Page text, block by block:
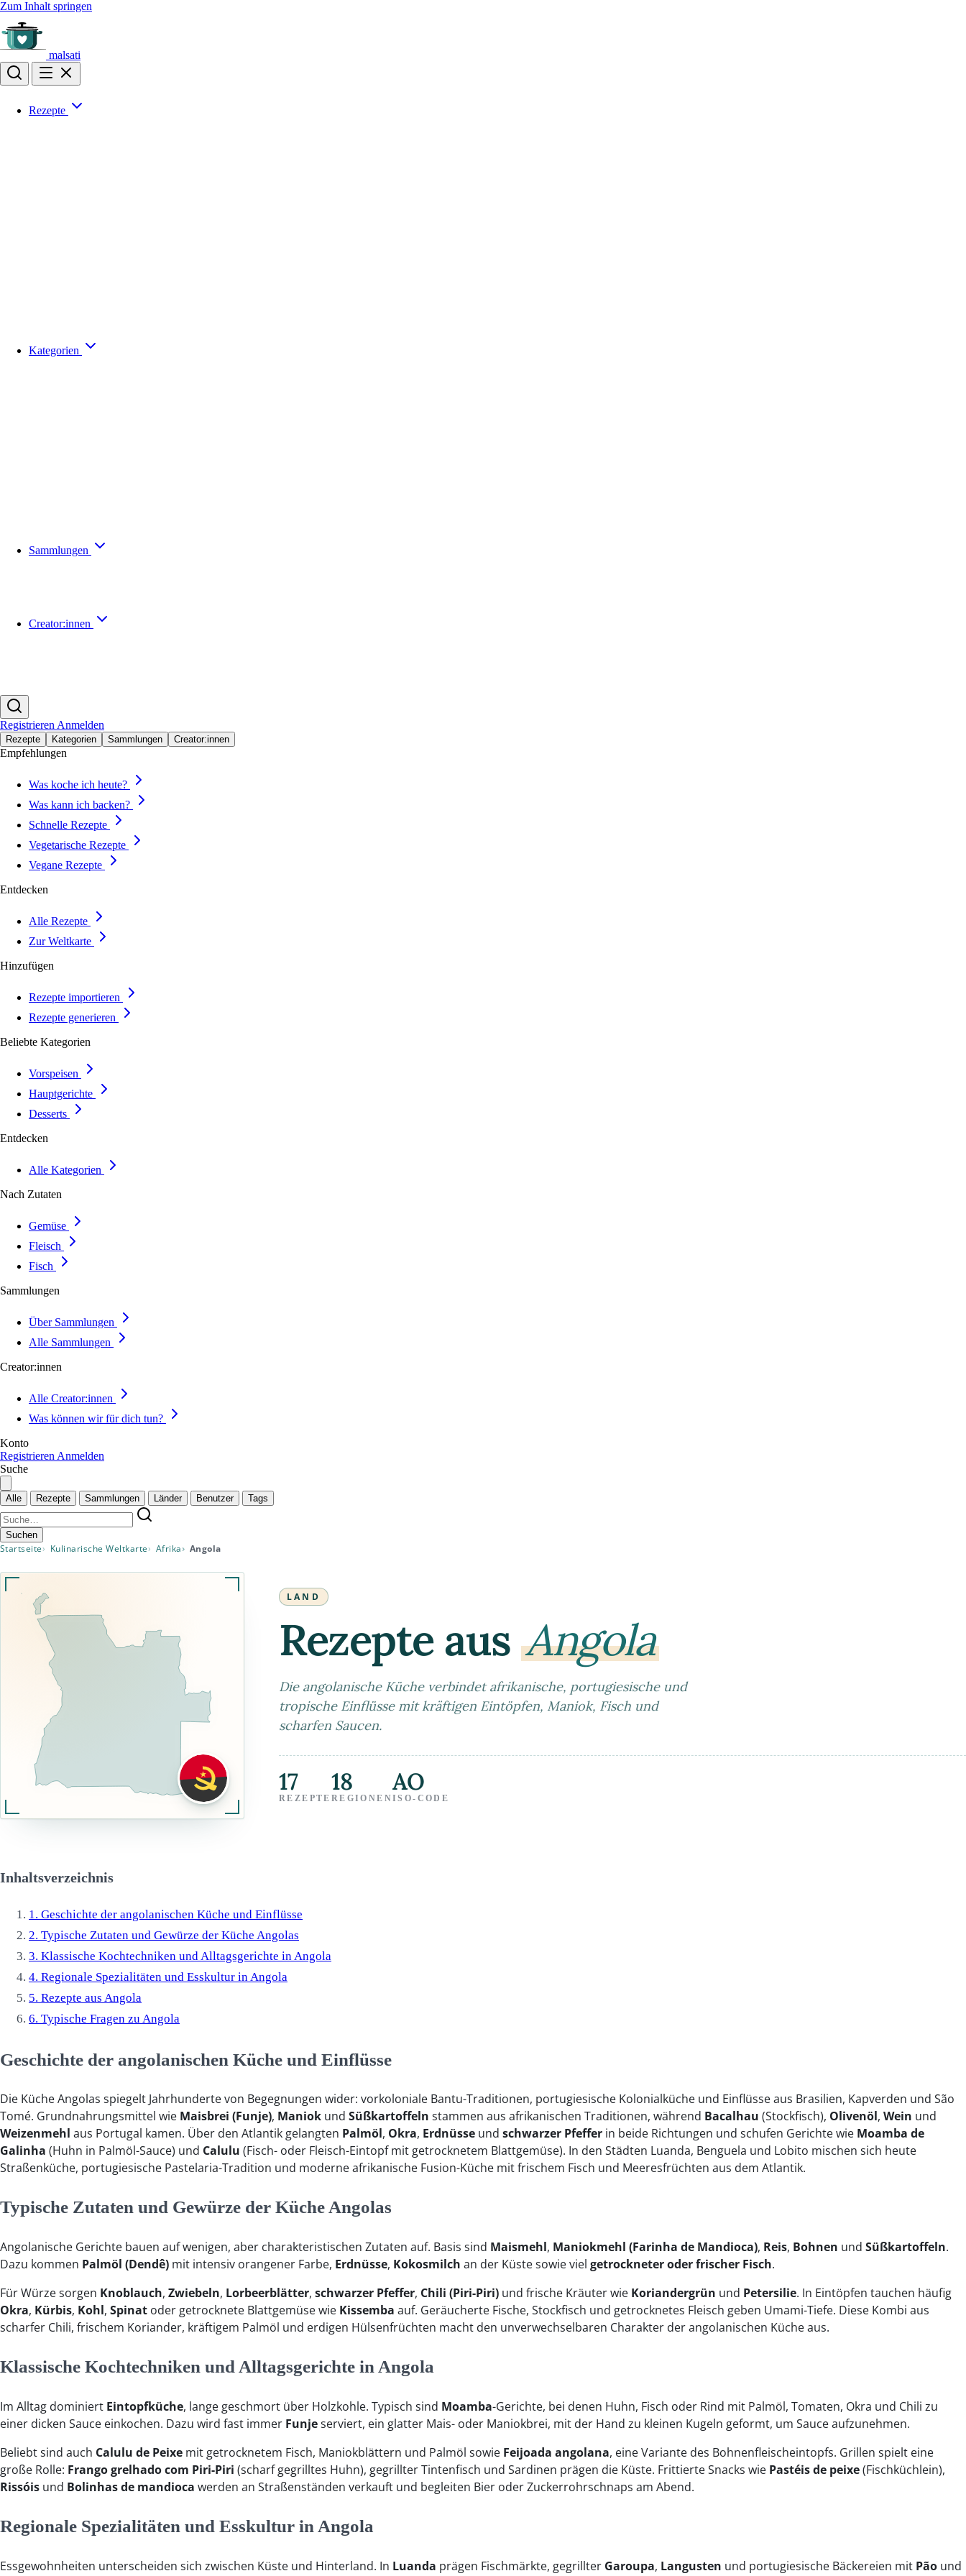
Zum Inhalt springen
malsati
Rezepte
Kategorien
Sammlungen
Creator:innen
Registrieren Anmelden
Rezepte Kategorien Sammlungen Creator:innen
Empfehlungen
Was koche ich heute?
Was kann ich backen?
Schnelle Rezepte
Vegetarische Rezepte
Vegane Rezepte
Entdecken
Alle Rezepte
Zur Weltkarte
Hinzufügen
Rezepte importieren
Rezepte generieren
Beliebte Kategorien
Vorspeisen
Hauptgerichte
Desserts
Entdecken
Alle Kategorien
Nach Zutaten
Gemüse
Fleisch
Fisch
Sammlungen
Über Sammlungen
Alle Sammlungen
Creator:innen
Alle Creator:innen
Was können wir für dich tun?
Konto
Registrieren Anmelden
Suche
Alle Rezepte Sammlungen Länder Benutzer Tags
Suchen
Startseite Kulinarische Weltkarte Afrika Angola
LAND
Rezepte aus Angola
Die angolanische Küche verbindet afrikanische, portugiesische und
tropische Einflüsse mit kräftigen Eintöpfen, Maniok, Fisch und
scharfen Saucen.
17
REZEPTE
18
REGIONEN
AO
ISO-CODE
Inhaltsverzeichnis
1. Geschichte der angolanischen Küche und Einflüsse
2. Typische Zutaten und Gewürze der Küche Angolas
3. Klassische Kochtechniken und Alltagsgerichte in Angola
4. Regionale Spezialitäten und Esskultur in Angola
5. Rezepte aus Angola
6. Typische Fragen zu Angola
Geschichte der angolanischen Küche und Einflüsse
Die Küche Angolas spiegelt Jahrhunderte von Begegnungen wider: vorkoloniale Bantu-Traditionen, portugiesische Kolonialküche und Einflüsse aus Brasilien, Kapverden und São
Tomé. Grundnahrungsmittel wie Maisbrei (Funje), Maniok und Süßkartoffeln stammen aus afrikanischen Traditionen, während Bacalhau (Stockfisch), Olivenöl, Wein und
Weizenmehl aus Portugal kamen. Über den Atlantik gelangten Palmöl, Okra, Erdnüsse und schwarzer Pfeffer in beide Richtungen und schufen Gerichte wie Moamba de
Galinha (Huhn in Palmöl-Sauce) und Calulu (Fisch- oder Fleisch-Eintopf mit getrocknetem Blattgemüse). In den Städten Luanda, Benguela und Lobito mischen sich heute
Straßenküche, portugiesische Pastelaria-Tradition und moderne afrikanische Fusion-Küche mit frischem Fisch und Meeresfrüchten aus dem Atlantik.
Typische Zutaten und Gewürze der Küche Angolas
Angolanische Gerichte bauen auf wenigen, aber charakteristischen Zutaten auf. Basis sind Maismehl, Maniokmehl (Farinha de Mandioca), Reis, Bohnen und Süßkartoffeln.
Dazu kommen Palmöl (Dendê) mit intensiv orangener Farbe, Erdnüsse, Kokosmilch an der Küste sowie viel getrockneter oder frischer Fisch.
Für Würze sorgen Knoblauch, Zwiebeln, Lorbeerblätter, schwarzer Pfeffer, Chili (Piri-Piri) und frische Kräuter wie Koriandergrün und Petersilie. In Eintöpfen tauchen häufig
Okra, Kürbis, Kohl, Spinat oder getrocknete Blattgemüse wie Kissemba auf. Geräucherte Fische, Stockfisch und getrocknetes Fleisch geben Umami-Tiefe. Diese Kombi aus
scharfer Chili, frischem Koriander, kräftigem Palmöl und erdigen Hülsenfrüchten macht den unverwechselbaren Charakter der angolanischen Küche aus.
Klassische Kochtechniken und Alltagsgerichte in Angola
Im Alltag dominiert Eintopfküche, lange geschmort über Holzkohle. Typisch sind Moamba-Gerichte, bei denen Huhn, Fisch oder Rind mit Palmöl, Tomaten, Okra und Chili zu
einer dicken Sauce einkochen. Dazu wird fast immer Funjeserviert, ein glatter Mais- oder Maniokbrei, mit der Hand zu kleinen Kugeln geformt, um Sauce aufzunehmen.
Beliebt sind auch Calulu de Peixe mit getrocknetem Fisch, Maniokblättern und Palmöl sowie Feijoada angolana, eine Variante des Bohnenfleischeintopfs. Grillen spielt eine
große Rolle: Frango grelhado com Piri-Piri (scharf gegrilltes Huhn), gegrillter Tintenfisch und Sardinen prägen die Küste. Frittierte Snacks wie Pastéis de peixe(Fischküchlein),
Rissóis und Bolinhas de mandioca werden an Straßenständen verkauft und begleiten Bier oder Zuckerrohrschnaps am Abend.
Regionale Spezialitäten und Esskultur in Angola
Essgewohnheiten unterscheiden sich zwischen Küste und Hinterland. In Luanda prägen Fischmärkte, gegrillter Garoupa, Langusten und portugiesische Bäckereien mit Pão und